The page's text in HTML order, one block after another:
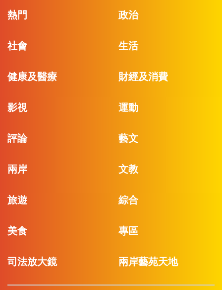
熱門 政治
社會 生活
健康及醫療 財經及消費
影視 運動
評論 藝文
兩岸 文教
旅遊 綜合
美食 專區
司法放大鏡 兩岸藝苑天地